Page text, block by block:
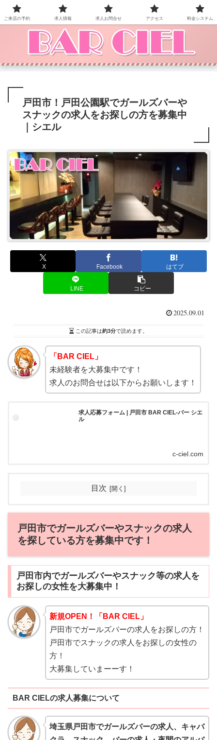
BAR CIEL！ご来店お待ちしています。
戸田市！戸田公園駅でガールズバーや
スナックの求人をお探しの方を募集中
｜シエル
X Facebook はてブ
LINE コピー
2025.09.01
この記事は約3分で読めます。
「BAR CIEL」
未経験者を大募集中です！
求人のお問合せは以下からお願いします！
求人応募フォーム | 戸田市 BAR CIEL-バー シエ
ル
c-ciel.com
目次
戸田市でガールズバーやスナックの求人
を探している方を募集中です！
戸田市内でガールズバーやスナック等の求人を
お探しの女性を大募集中！
新規OPEN！「BAR CIEL」
戸田市でガールズバーの求人をお探しの方！
戸田市でスナックの求人をお探しの女性の
方！
大募集していまーーす！
BAR CIELの求人募集について
埼玉県戸田市でガールズバーの求人、キャバ
ご来店の予約 求人情報 求人お問合せ アクセス 料金システム